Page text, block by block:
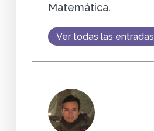
Matemática.
Ver todas las entradas